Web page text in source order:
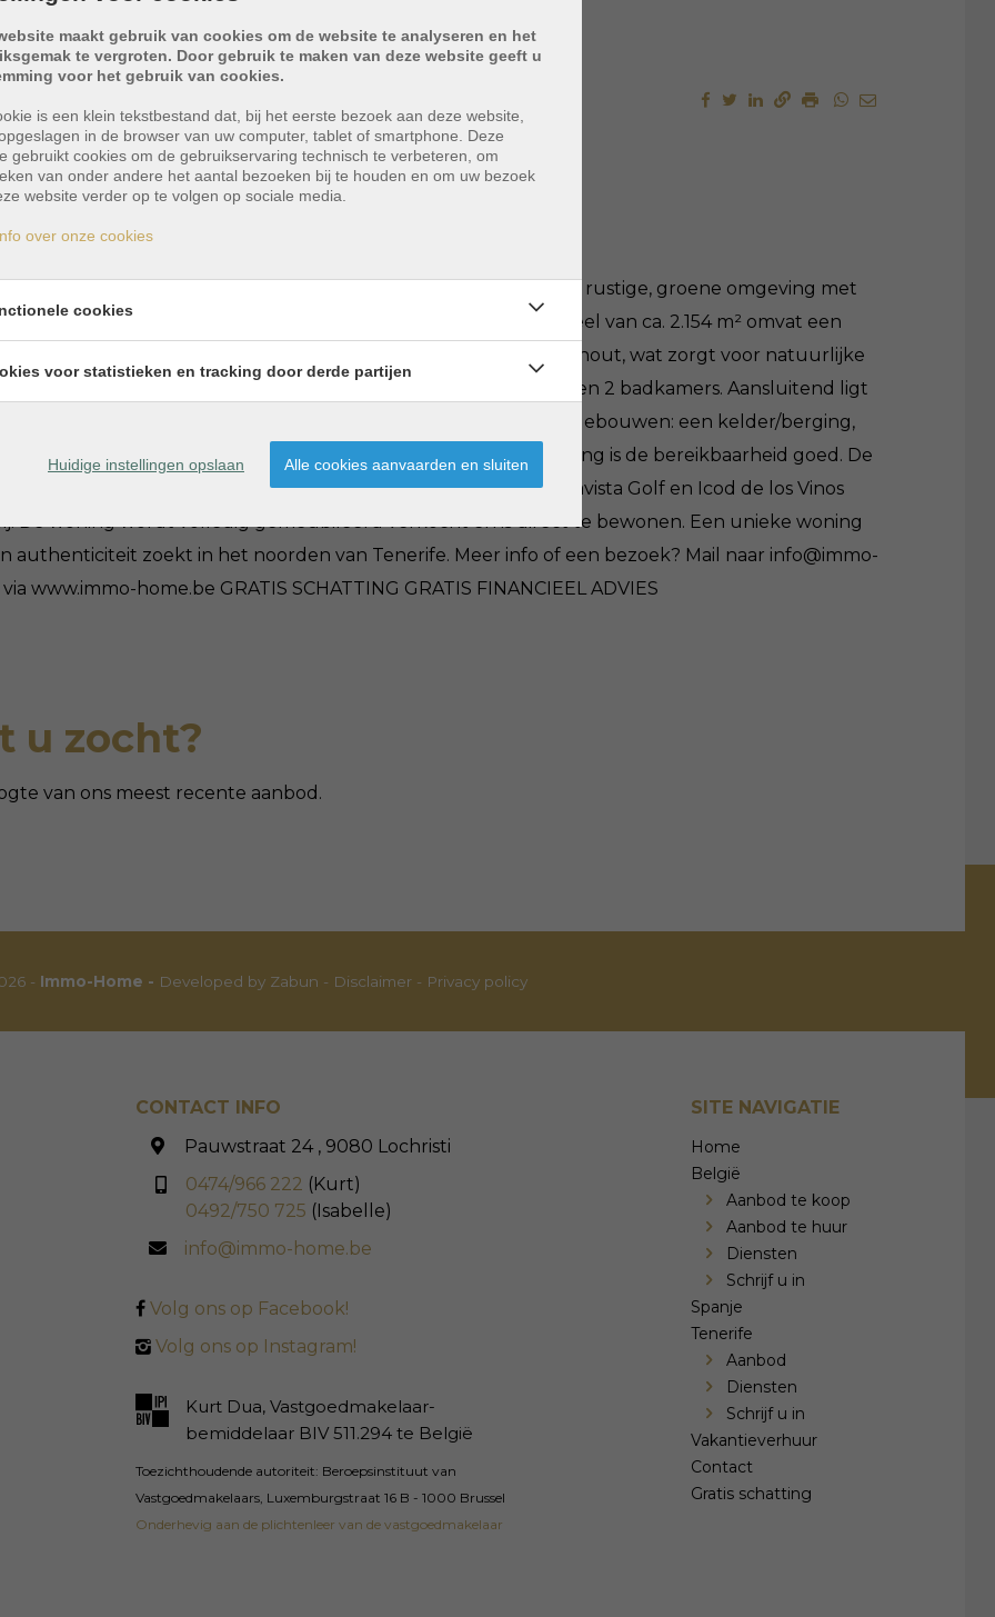
huis met zwembad
in de gemeente El Tanque, bevindt deze woning zich in een rustige, groene omgeving met
en de omliggende bergen. Ref:I.H.S.FINC002. Het perceel van ca. 2.154 m² omvat een
met dikke muren van vulkanisch gesteente en Canarisch theehout, wat zorgt voor natuurlijke
met een woon-/eetkamer en open keuken, 2 slaapkamers en 2 badkamers. Aansluitend ligt
zee- en bergzicht. Verder beschikt de woning over diverse bijgebouwen: een kelder/berging,
privézwembad met apart toilet. Ondanks de landelijke ligging is de bereikbaarheid goed. De
Garachico met zijn natuurlijke zwembaden. Ook de Buenavista Golf en Icod de los Vinos
De woning wordt volledig gemeubileerd verkocht en is direct te bewonen. Een unieke woning
authenticiteit zoekt in het noorden van Tenerife. Meer info of een bezoek? Mail naar info@immo-
www.immo-home.be GRATIS SCHATTING GRATIS FINANCIEEL ADVIES
u zocht?
van ons meest recente aanbod.
- Immo-Home - Developed by Zabun - Disclaimer - Privacy policy
CONTACT INFO
Pauwstraat 24 , 9080 Lochristi
0474/966 222 (Kurt)
0492/750 725 (Isabelle)
info@immo-home.be
Volg ons op Facebook!
Volg ons op Instagram!
Kurt Dua, Vastgoedmakelaar-
bemiddelaar BIV 511.294 te België
Toezichthoudende autoriteit: Beroepsinstituut van
Vastgoedmakelaars, Luxemburgstraat 16 B - 1000 Brussel
Onderhevig aan de plichtenleer van de vastgoedmakelaar
SITE NAVIGATIE
Home
België
Aanbod te koop
Aanbod te huur
Diensten
Schrijf u in
Spanje
Tenerife
Aanbod
Diensten
Schrijf u in
Vakantieverhuur
Contact
Gratis schatting
maakt gebruik van cookies om de website te analyseren en het
te vergroten. Door gebruik te maken van deze website geeft u
voor het gebruik van cookies.
is een klein tekstbestand dat, bij het eerste bezoek aan deze website,
in de browser van uw computer, tablet of smartphone. Deze
gebruikt cookies om de gebruikservaring technisch te verbeteren, om
van onder andere het aantal bezoeken bij te houden en om uw bezoek
website verder op te volgen op sociale media.
over onze cookies
cookies
voor statistieken en tracking door derde partijen
Huidige instellingen opslaan Alle cookies aanvaarden en sluiten